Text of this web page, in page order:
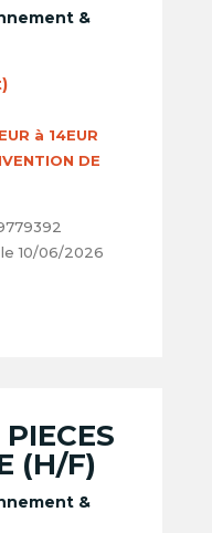
&
à 14EUR
DE
le 10/06/2026
(H/F)
&